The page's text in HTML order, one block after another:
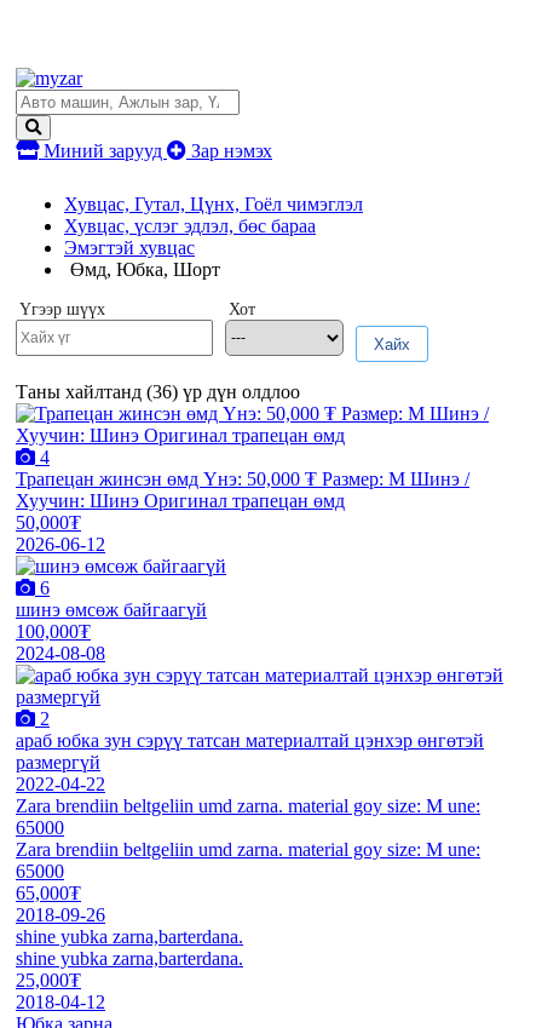
Миний зарууд Зар нэмэх
Хувцас, Гутал, Цүнх, Гоёл чимэглэл
Хувцас, үслэг эдлэл, бөс бараа
Эмэгтэй хувцас
Өмд, Юбка, Шорт
Үгээр шүүх
Хот
Хайх
Таны хайлтанд (36) үр дүн олдлоо
4
Трапецан жинсэн өмд Үнэ: 50,000 ₮ Размер: M Шинэ /
Хуучин: Шинэ Оригинал трапецан өмд
50,000₮
2026-06-12
6
шинэ өмсөж байгаагүй
100,000₮
2024-08-08
2
араб юбка зун сэрүү татсан материалтай цэнхэр өнгөтэй
размергүй
2022-04-22
Zara brendiin beltgeliin umd zarna. material goy size: M une:
65000
Zara brendiin beltgeliin umd zarna. material goy size: M une:
65000
65,000₮
2018-09-26
shine yubka zarna,barterdana.
shine yubka zarna,barterdana.
25,000₮
2018-04-12
Юбка зарна